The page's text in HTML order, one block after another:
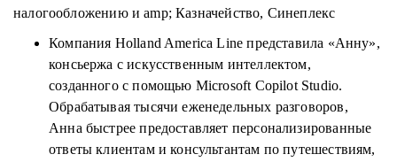
налогообложению и amp; Казначейство, Синеплекс
Компания Holland America Line представила «Анну»,
консьержа с искусственным интеллектом,
созданного с помощью Microsoft Copilot Studio.
Обрабатывая тысячи еженедельных разговоров,
Анна быстрее предоставляет персонализированные
ответы клиентам и консультантам по путешествиям,